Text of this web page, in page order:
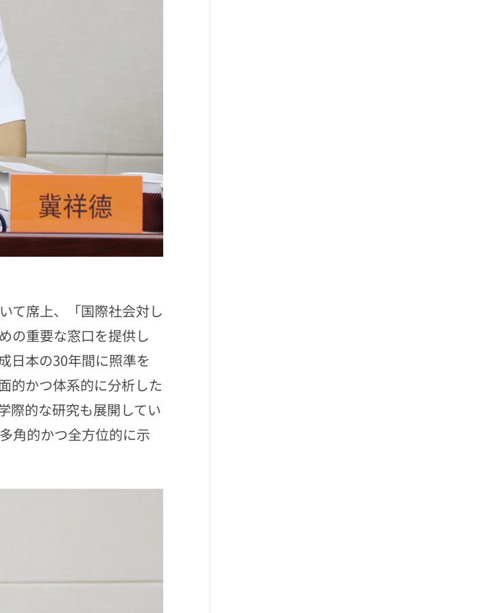
て席上、「国際社会対し
の重要な窓口を提供し
日本の30年間に照準を
的かつ体系的に分析した
際的な研究も展開してい
角的かつ全方位的に示